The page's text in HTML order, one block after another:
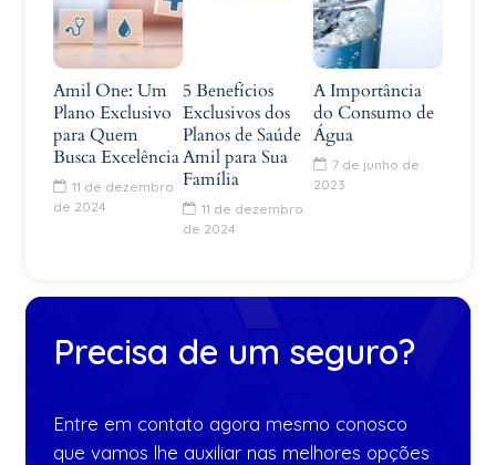
Amil One: Um
Plano Exclusivo
para Quem
Busca Excelência
11 de dezembro
de 2024
5 Benefícios
Exclusivos dos
Planos de Saúde
Amil para Sua
Família
11 de dezembro
de 2024
A Importância
do Consumo de
Água
7 de junho de
2023
Precisa de um seguro?
Entre em contato agora mesmo conosco
que vamos lhe auxiliar nas melhores opções